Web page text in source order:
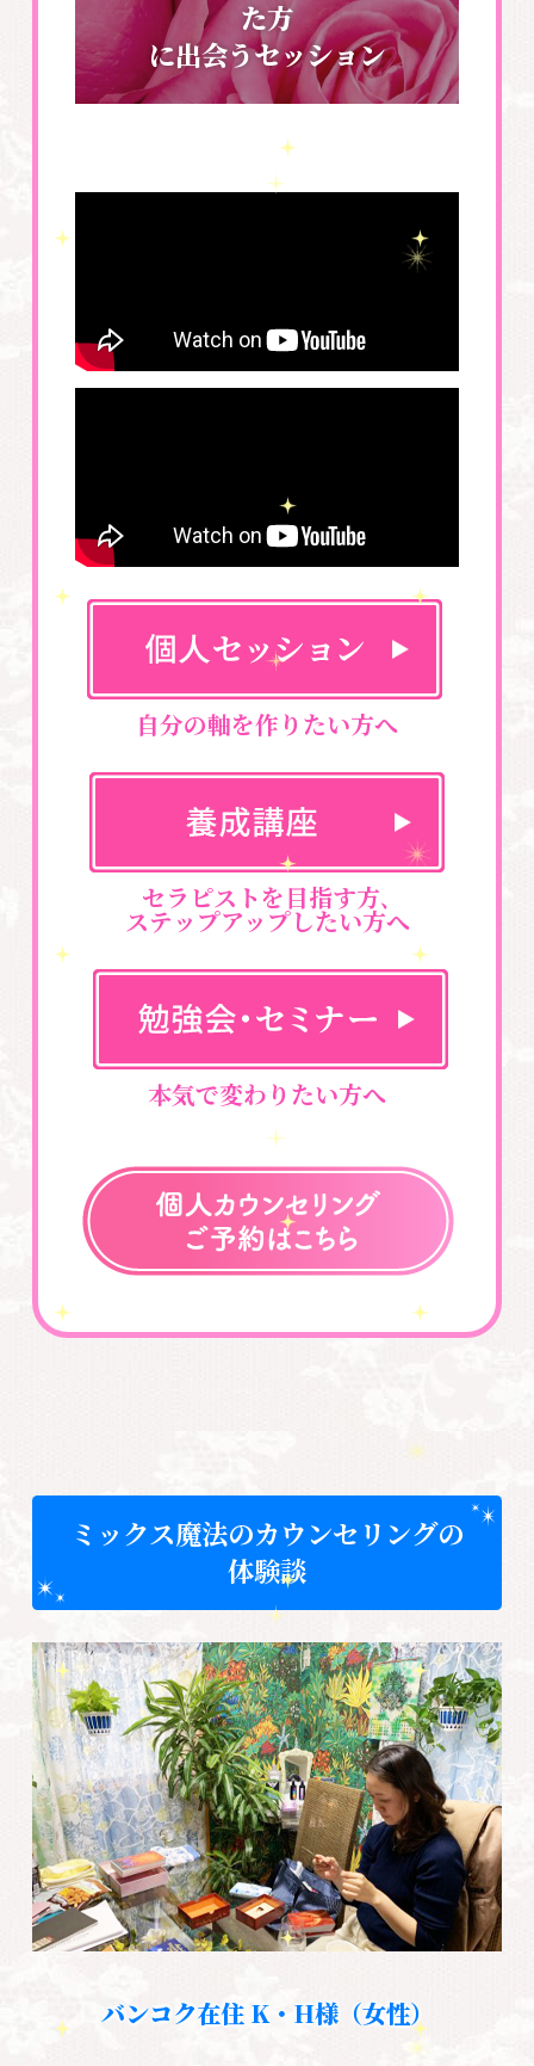
た方
に出会うセッション
自分の軸を作りたい方へ
セラピストを目指す方､
ステップアップしたい方へ
本気で変わりたい方へ
ミックス魔法のカウンセリングの
体験談
バンコク在住 K・H様（女性）